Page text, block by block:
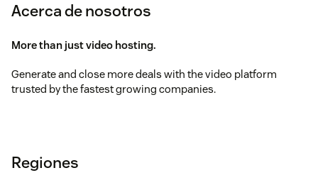
Acerca de nosotros
More than just video hosting.
Generate and close more deals with the video platform
trusted by the fastest growing companies.
Regiones